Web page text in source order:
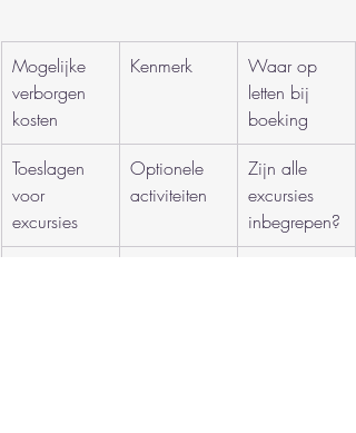
Mogelijke
verborgen
kosten
Kenmerk
Waar op
letten bij
boeking
Toeslagen
voor
excursies
Optionele
activiteiten
Zijn alle
excursies
inbegrepen?